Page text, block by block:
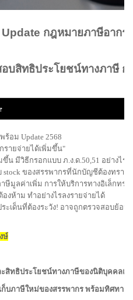
Update กฎหมายภาษีอากร
บสิทธิประโยชน์ทางภาษี
อม Update 2568
รายจ่ายได้เพิ่มขึ้น"
มีวิธีกรอกแบบ ภ.ง.ด.50,51 อย่างไร?
ของสรรพากรที่นักบัญชีต้องทราบ
าษีมูลค่าเพิ่ม การให้บริการทางอิเล็กทร
องห้าม ทําอย่างไรลงรายจ่ายได้
ะเด็นที่ต้องระวัง! อาจถูกตรวจสอบย้อน
ษ์
ะสิทธิประโยชน์ทางภาษีของนิติบุคคลแ
ก็บภาษีใหม่ของสรรพากร พร้อมทิศทาง